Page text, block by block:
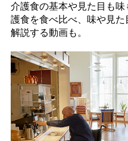
介護食の基本や見た目も
護食を食べ比べ、味や見
解説する動画も。